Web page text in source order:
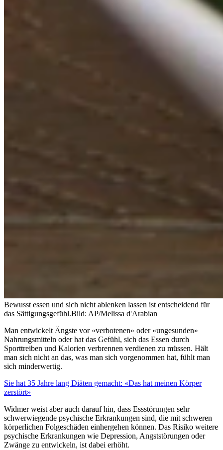
Bewusst essen und sich nicht ablenken lassen ist entscheidend für
das Sättigungsgefühl.Bild: AP/Melissa d'Arabian
Man entwickelt Ängste vor «verbotenen» oder «ungesunden»
Nahrungsmitteln oder hat das Gefühl, sich das Essen durch
Sporttreiben und Kalorien verbrennen verdienen zu müssen. Hält
man sich nicht an das, was man sich vorgenommen hat, fühlt man
sich minderwertig.
Sie hat 35 Jahre lang Diäten gemacht: «Das hat meinen Körper
zerstört»
Widmer weist aber auch darauf hin, dass Essstörungen sehr
schwerwiegende psychische Erkrankungen sind, die mit schweren
körperlichen Folgeschäden einhergehen können. Das Risiko weitere
psychische Erkrankungen wie Depression, Angststörungen oder
Zwänge zu entwickeln, ist dabei erhöht.